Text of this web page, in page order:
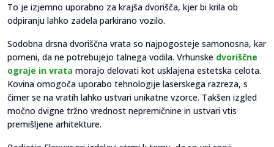
To je izjemno uporabno za krajša dvorišča, kjer bi krila ob
odpiranju lahko zadela parkirano vozilo.
Sodobna drsna dvoriščna vrata so najpogosteje samonosna, kar
pomeni, da ne potrebujejo talnega vodila. Vrhunske dvoriščne
ograje in vrata morajo delovati kot usklajena estetska celota.
Kovina omogoča uporabo tehnologije laserskega razreza, s
čimer se na vratih lahko ustvari unikatne vzorce. Takšen izgled
močno dvigne tržno vrednost nepremičnine in ustvari vtis
premišljene arhitekture.